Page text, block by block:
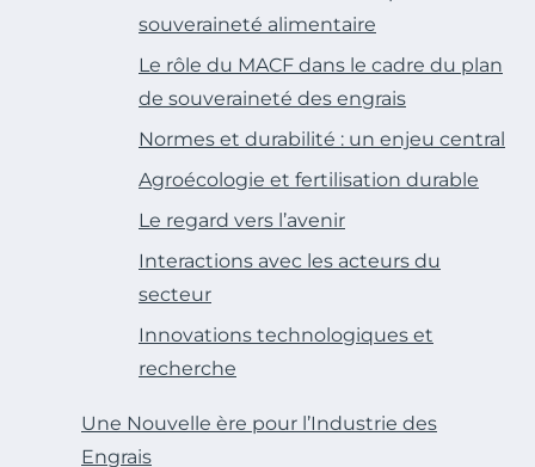
souveraineté alimentaire
Le rôle du MACF dans le cadre du plan
de souveraineté des engrais
Normes et durabilité : un enjeu central
Agroécologie et fertilisation durable
Le regard vers l’avenir
Interactions avec les acteurs du
secteur
Innovations technologiques et
recherche
Une Nouvelle ère pour l’Industrie des
Engrais